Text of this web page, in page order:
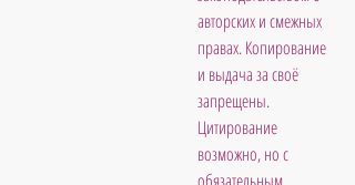
авторских и смежных
правах. Копирование
и выдача за своё
запрещены.
Цитирование
возможно, но с